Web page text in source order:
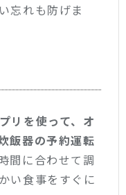
忘れも防げま
リを使って、オ
飯器の予約運転
間に合わせて調
い食事をすぐに